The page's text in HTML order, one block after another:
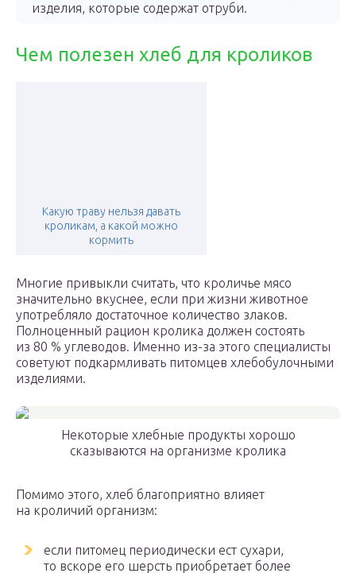
изделия, которые содержат отруби.
Чем полезен хлеб для кроликов
Какую траву нельзя давать
кроликам, а какой можно
кормить
Многие привыкли считать, что кроличье мясо
значительно вкуснее, если при жизни животное
употребляло достаточное количество злаков.
Полноценный рацион кролика должен состоять
из 80 % углеводов. Именно из-за этого специалисты
советуют подкармливать питомцев хлебобулочными
изделиями.
Некоторые хлебные продукты хорошо
сказываются на организме кролика
Помимо этого, хлеб благоприятно влияет
на кроличий организм:
если питомец периодически ест сухари,
то вскоре его шерсть приобретает более